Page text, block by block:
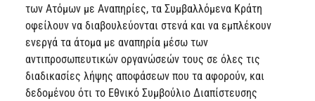
των Ατόμων με Αναπηρίες, τα Συμβαλλόμενα Κράτη
οφείλουν να διαβουλεύονται στενά και να εμπλέκουν
ενεργά τα άτομα με αναπηρία μέσω των
αντιπροσωπευτικών οργανώσεών τους σε όλες τις
διαδικασίες λήψης αποφάσεων που τα αφορούν, και
δεδομένου ότι το Εθνικό Συμβούλιο Διαπίστευσης